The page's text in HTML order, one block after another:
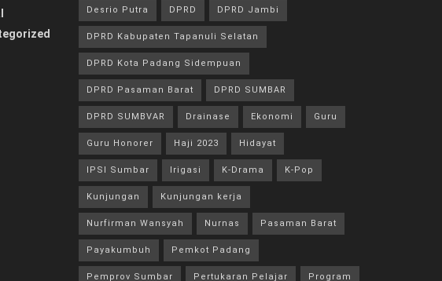
Desrio Putra DPRD DPRD Jambi
DPRD Kabupaten Tapanuli Selatan
DPRD Kota Padang Sidempuan
DPRD Pasaman Barat DPRD SUMBAR
DPRD SUMBVAR Drainase Ekonomi Guru
Guru Honorer Haji 2023 Hidayat
IPSI Sumbar Irigasi K-Drama K-Pop
Kunjungan Kunjungan kerja
Nurfirman Wansyah Nurnas Pasaman Barat
Payakumbuh Pemkot Padang
Pemprov Sumbar Pertukaran Pelajar Program